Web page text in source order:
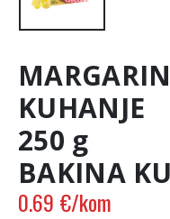
KUHANJE
250 g
BAKINA
0.69 €/kom